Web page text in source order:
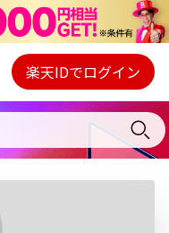
Webプレイヤー
ご契約内容の確認・変更
楽天IDでログイン